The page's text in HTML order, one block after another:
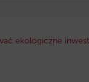
ekologiczne